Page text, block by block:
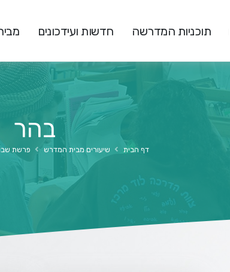
תוכניות המדרשה חדשות ועידכונים
בהר
דף הבית שיעורים מבית המדרש פרשת